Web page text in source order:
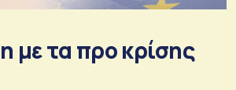
με τα προ κρίσης